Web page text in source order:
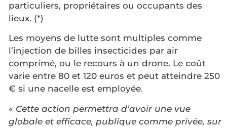
particuliers, propriétaires ou occupants des
lieux. (*)
Les moyens de lutte sont multiples comme
l’injection de billes insecticides par air
comprimé, ou le recours à un drone. Le coût
varie entre 80 et 120 euros et peut atteindre 250
€ si une nacelle est employée.
« Cette action permettra d’avoir une vue
globale et efficace, publique comme privée, sur